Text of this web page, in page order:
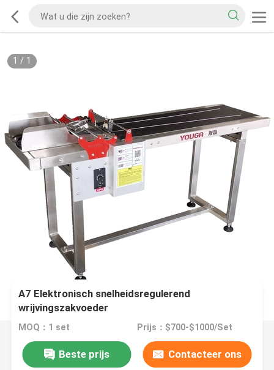
1 / 1
A7 Elektronisch snelheidsregulerend
wrijvingszakvoeder
MOQ：1 set Prijs：$700-$1000/Set
Beste prijs Contacteer ons